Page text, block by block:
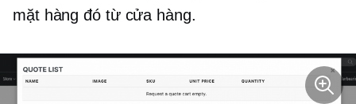
mặt hàng đó từ cửa hàng.